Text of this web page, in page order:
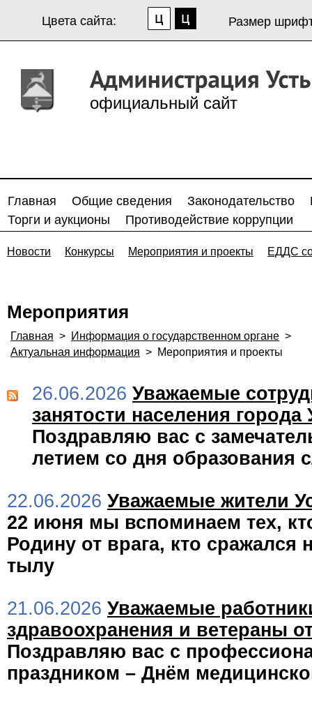
Цвета сайта: Размер
официальный сайт
Главная Общие сведения Законодательство
Торги и аукционы
Противодействие коррупции
Новости Конкурсы Мероприятия и проекты ЕДДС
Мероприятия
Главная > Информация о государственном органе >
Актуальная информация > Мероприятия и проекты
26.06.2026 Уважаемые
занятости населения города
Поздравляю вас с
летием со дня образования
22.06.2026 Уважаемые жители
22 июня мы вспоминаем тех,
Родину от врага, кто сражался
тылу
21.06.2026 Уважаемые
здравоохранения и ветераны
Поздравляю вас с
праздником – Днём